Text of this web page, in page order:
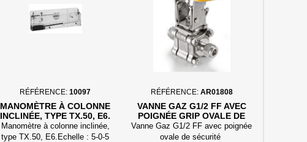
RÉFÉRENCE:10097
MANOMÈTRE À COLONNE
INCLINÉE, TYPE TX.50, E6.
Manomètre à colonne inclinée,
type TX.50, E6.Echelle : 5-0-5
RÉFÉRENCE: AR01808
VANNE GAZ G1/2 FF AVEC
POIGNÉE GRIP OVALE DE
SÉCURITÉ REF H-510-SS-G-
1/2-GH
Vanne Gaz G1/2 FF avec poignée
ovale de sécurité